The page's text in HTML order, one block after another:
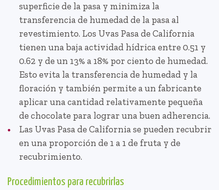
superficie de la pasa y minimiza la
transferencia de humedad de la pasa al
revestimiento. Los Uvas Pasa de California
tienen una baja actividad hídrica entre 0.51 y
0.62 y de un 13% a 18% por ciento de humedad.
Esto evita la transferencia de humedad y la
floración y también permite a un fabricante
aplicar una cantidad relativamente pequeña
de chocolate para lograr una buen adherencia.
Las Uvas Pasa de California se pueden recubrir
en una proporción de 1 a 1 de fruta y de
recubrimiento.
Procedimientos para recubrirlas